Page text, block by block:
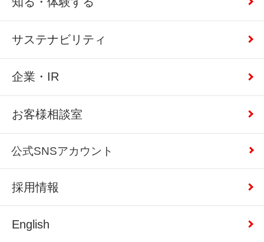
サステナビリティ
企業・IR
お客様相談室
公式SNSアカウント
採用情報
English